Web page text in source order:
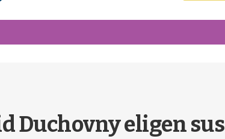
Duchovny eligen sus